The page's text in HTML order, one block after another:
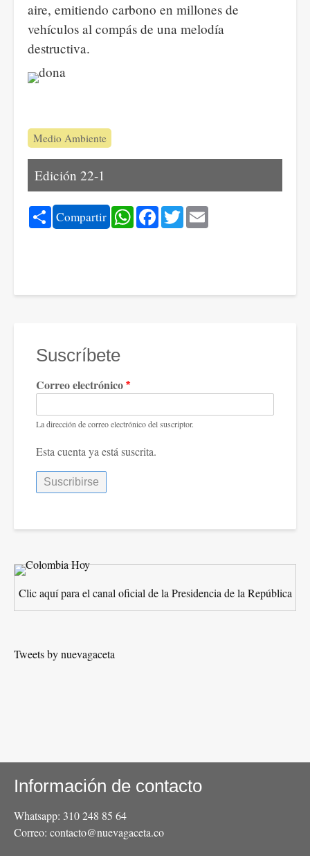
aire, emitiendo carbono en millones de
vehículos al compás de una melodía
destructiva.
Medio Ambiente
Edición 22-1
Share
Compartir WhatsApp
Facebook
Twitter
Suscríbete
Correo electrónico
La dirección de correo electrónico del suscriptor.
Esta cuenta ya está suscrita.
Clic aquí para el canal oficial de la Presidencia de la República
Tweets by nuevagaceta
Información de contacto
Whatsapp: 310 248 85 64
Correo: contacto@nuevagaceta.co